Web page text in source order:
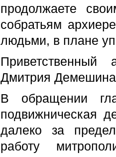
продолжаете
собратьям
людьми, в плане
Приветственный
Дмитрия Демешина
В обращении
подвижническая
далеко за
работу